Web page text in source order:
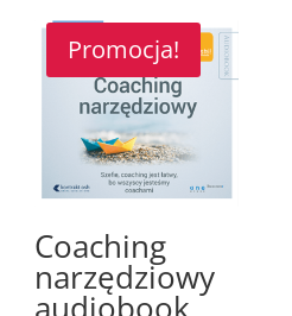
Promocja!
Coaching
narzędziowy